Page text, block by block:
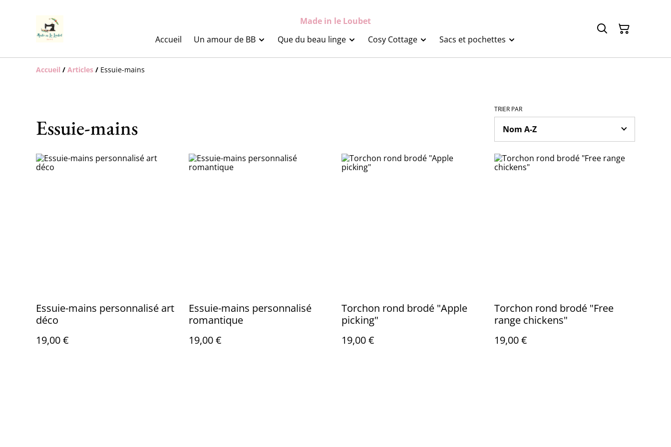
Made in le Loubet
Accueil
Un amour de BB Que du beau linge Cosy Cottage Sacs et pochettes
Accueil / Articles / Essuie-mains
Essuie-mains
TRIER PAR
Essuie-mains personnalisé art
déco
19,00 €
Essuie-mains personnalisé
romantique
19,00 €
Torchon rond brodé "Apple
picking"
19,00 €
Torchon rond brodé "Free
range chickens"
19,00 €